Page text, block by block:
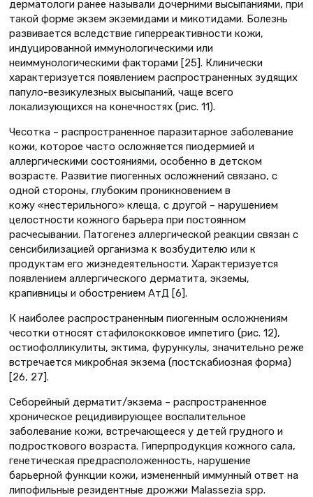
дерматологи ранее называли дочерними высыпаниями, при
такой форме экзем экземидами и микотидами. Болезнь
развивается вследствие гиперреактивности кожи,
индуцированной иммунологическими или
неиммунологическими факторами [25]. Клинически
характеризуется появлением распространенных зудящих
папуло-везикулезных высыпаний, чаще всего
локализующихся на конечностях (рис. 11).
Чесотка – распространенное паразитарное заболевание
кожи, которое часто осложняется пиодермией и
аллергическими состояниями, особенно в детском
возрасте. Развитие пиогенных осложнений связано, с
одной стороны, глубоким проникновением в
кожу «нестерильного» клеща, с другой – нарушением
целостности кожного барьера при постоянном
расчесывании. Патогенез аллергической реакции связан с
сенсибилизацией организма к возбудителю или к
продуктам его жизнедеятельности. Характеризуется
появлением аллергического дерматита, экземы,
крапивницы и обострением АтД [6].
К наиболее распространенным пиогенным осложнениям
чесотки относят стафилококковое импетиго (рис. 12),
остиофолликулиты, эктима, фурункулы, значительно реже
встречается микробная экзема (постскабиозная форма)
[26, 27].
Себорейный дерматит/экзема – распространенное
хроническое рецидивирующее воспалительное
заболевание кожи, встречающееся у детей грудного и
подросткового возраста. Гиперпродукция кожного сала,
генетическая предрасположенность, нарушение
барьерной функции кожи, измененный иммунный ответ на
липофильные резидентные дрожжи Malassezia spp.